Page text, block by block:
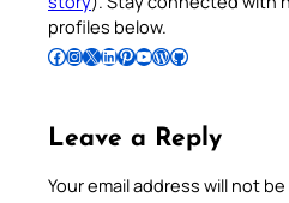
profiles below.
Follow Pradeep on Facebook Follow Pradeep on InstagramFollow Pradeep on X Follow Pradeep on LinkedIn Follow Pradeep on Pinterest Subscribe to Pradeep’s Youtube Channel Follow Pradeep on WordPress Follow Pradeep on GitHub
Leave a Reply
Your email address will not